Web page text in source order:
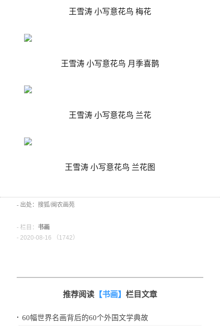
王雪涛 小写意花鸟 梅花
王雪涛 小写意花鸟 月季喜鹊
王雪涛 小写意花鸟 兰花
王雪涛 小写意花鸟 兰花图
- 出处：搜狐/闽农画苑
- 栏目： 书画
- 2020-08-16 （1742）
推荐阅读 【书画】 栏目文章
· 60幅世界名画背后的60个外国文学典故